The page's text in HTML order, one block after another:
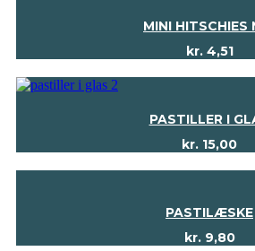
MINI HITSCHIES
kr.4,51
PASTILLER I
kr. 15,00
PASTILÆSKE
kr.9,80